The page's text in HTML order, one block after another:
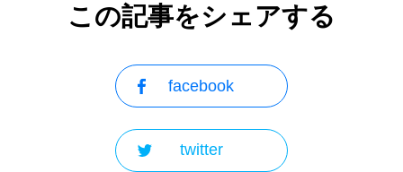
この記事をシェアする
facebook
twitter